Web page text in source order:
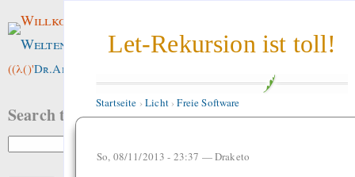
Let-Rekursion ist toll!
Startseite ›Licht›Freie Software
So, 08/11/2013 - 23:37 —Draketo
Willkommen im
Weltenwald
((λ()'Dr.ArneBab
Search this site: